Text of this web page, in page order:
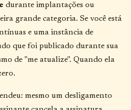
durante implantações ou
grande categoria. Se você está
e uma instância de
que foi publicado durante sua
de "me atualize". Quando ela
mesmo um desligamento